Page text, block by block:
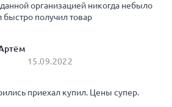
организацией никогда небыло
получил товар
15.09.2022
приехал купил. Цены супер.